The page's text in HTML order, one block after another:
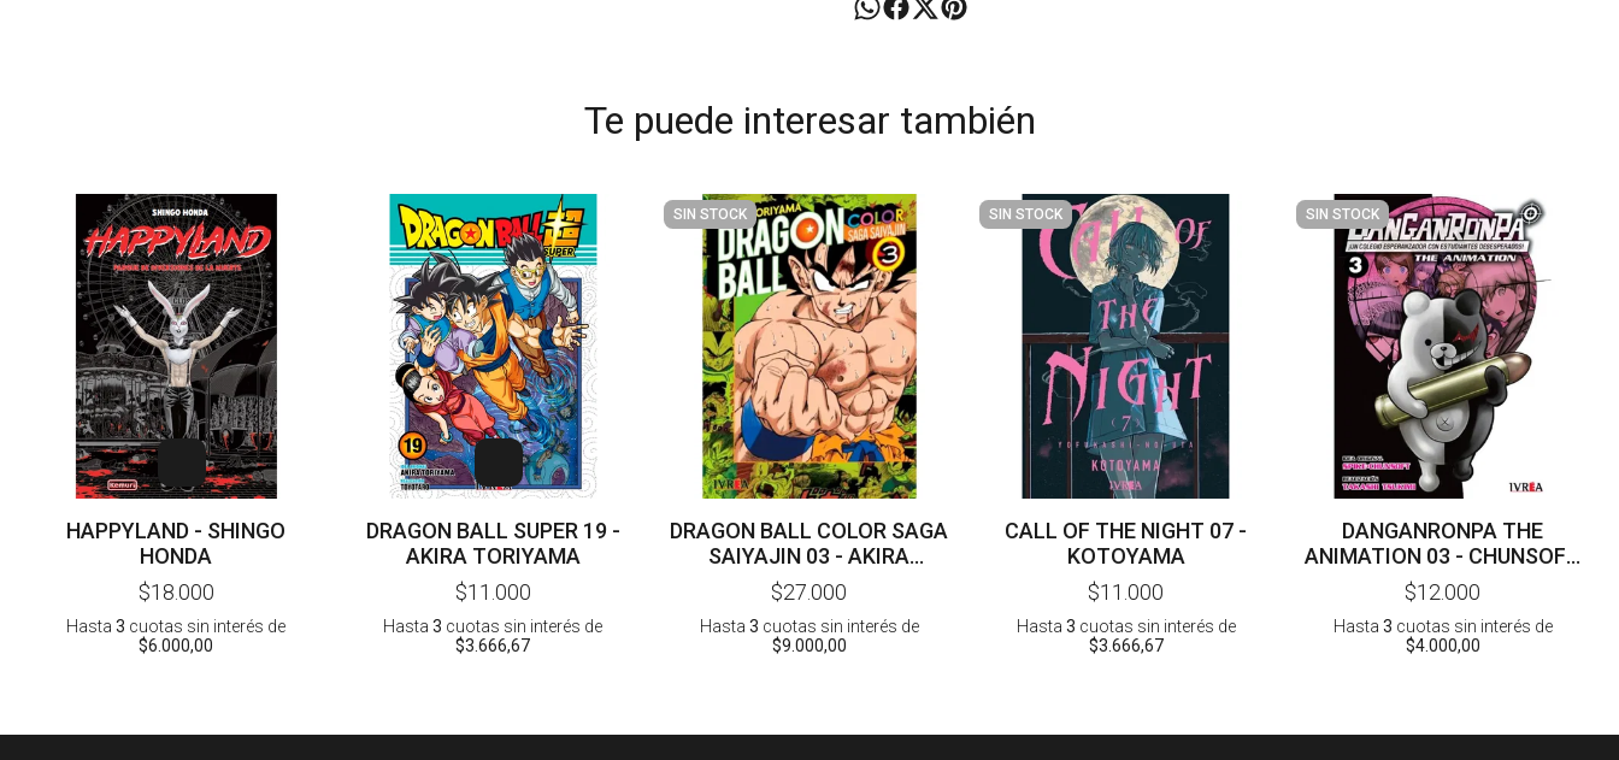
Te puede interesar también
HAPPYLAND - SHINGO
HONDA
$18.000
Hasta3 cuotas sin interés de
$6.000,00
DRAGON BALL SUPER 19 -
AKIRA TORIYAMA
$11.000
Hasta3 cuotas sin interés de
$3.666,67
SIN STOCK
DRAGON BALL COLOR SAGA
SAIYAJIN 03 - AKIRA
TORIYAMA
$27.000
Hasta 3 cuotas sin interés de
$9.000,00
SIN STOCK
CALL OF THE NIGHT 07 -
KOTOYAMA
$11.000
Hasta 3 cuotas sin interés de
$3.666,67
SIN STOCK
DANGANRONPA THE
ANIMATION 03 - CHUNSOFT
- TSUKIMI
$12.000
Hasta 3 cuotas sin interés de
$4.000,00